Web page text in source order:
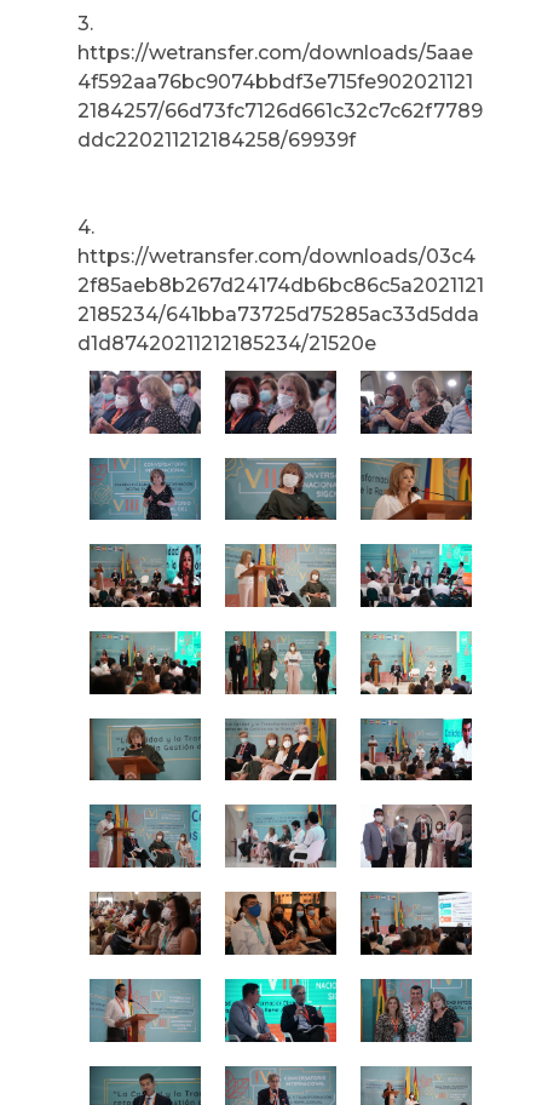
3.
https://wetransfer.com/downloads/5aae
4f592aa76bc9074bbdf3e715fe902021121
2184257/66d73fc7126d661c32c7c62f7789
ddc220211212184258/69939f
4.
https://wetransfer.com/downloads/03c4
2f85aeb8b267d24174db6bc86c5a2021121
2185234/641bba73725d75285ac33d5dda
d1d87420211212185234/21520e